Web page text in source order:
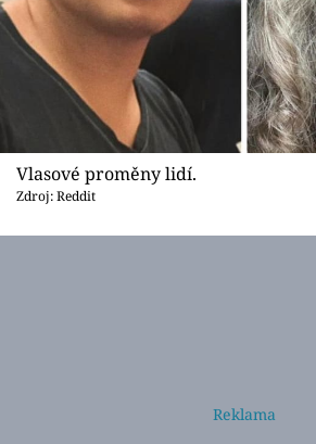
Vlasové proměny lidí.
Zdroj: Reddit